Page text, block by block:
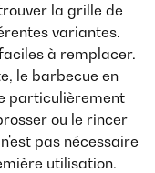
la grille de
variantes.
à remplacer.
le barbecue en
particulièrement
ou le rincer
pas nécessaire
utilisation.